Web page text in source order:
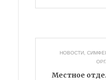
НОВОСТИ,
Местное